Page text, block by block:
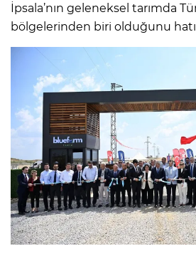
İpsala’nın geleneksel tarımda
bölgelerinden biri olduğunu